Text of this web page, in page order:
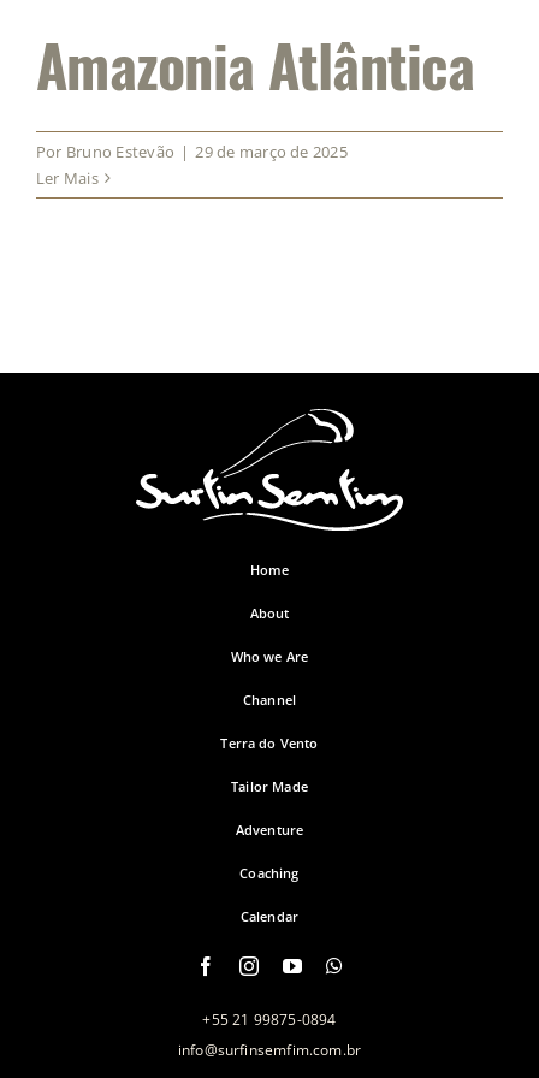
Amazonia Atlântica
Por Bruno Estevão | 29 de março de 2025
Ler Mais
Home
About
Who we Are
Channel
Terra do Vento
Tailor Made
Adventure
Coaching
Calendar
+55 21 99875-0894
info@surfinsemfim.com.br